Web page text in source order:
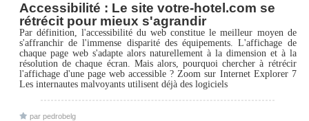
Accessibilité : Le site votre-hotel.com se
rétrécit pour mieux s'agrandir
Par définition, l'accessibilité du web constitue le meilleur moyen de
s'affranchir de l'immense disparité des équipements. L'affichage de
chaque page web s'adapte alors naturellement à la dimension et à la
résolution de chaque écran. Mais alors, pourquoi chercher à rétrécir
l'affichage d'une page web accessible ? Zoom sur Internet Explorer 7
Les internautes malvoyants utilisent déjà des logiciels
par pedrobelg